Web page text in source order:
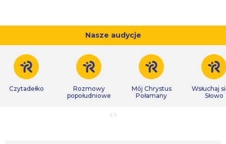
Nasze audycje
Czytadełko
Rozmowy
popołudniowe
Mój Chrystus
Połamany
Wsłuchaj
Słowo